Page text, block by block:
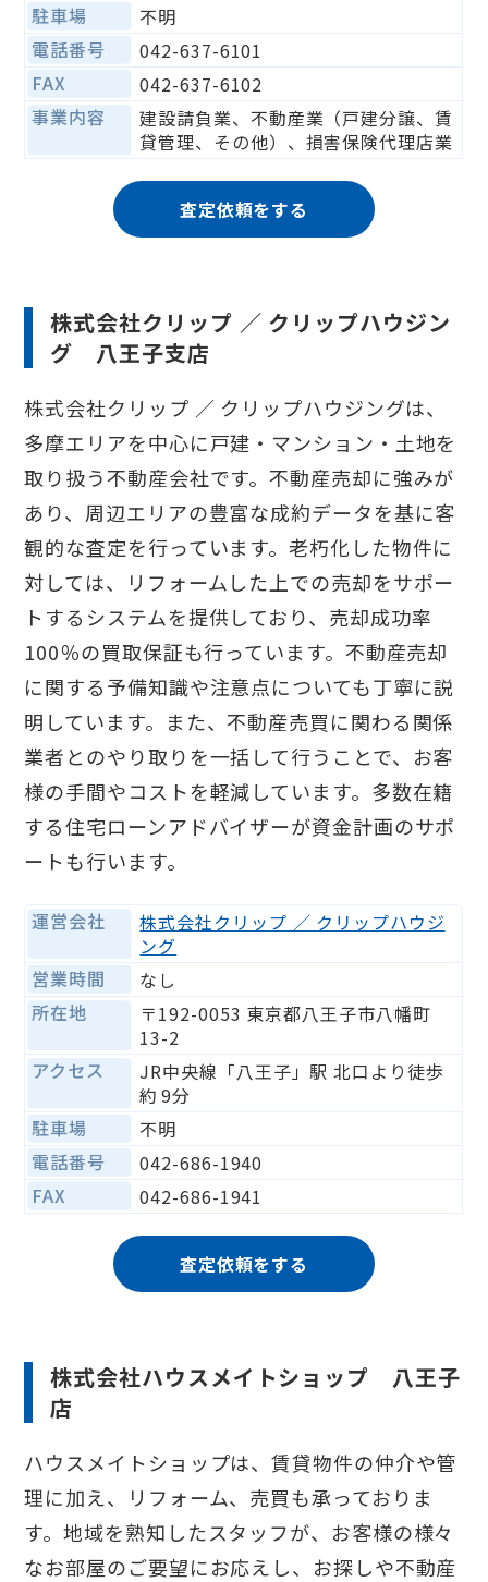
駐車場
不明
電話番号
042-637-6101
FAX
042-637-6102
事業内容
建設請負業、不動産業（戸建分譲、賃
貸管理、その他）、損害保険代理店業
査定依頼をする
株式会社クリップ ／ クリップハウジン
グ 八王子支店
株式会社クリップ ／ クリップハウジングは、
多摩エリアを中心に戸建・マンション・土地を
取り扱う不動産会社です。不動産売却に強みが
あり、周辺エリアの豊富な成約データを基に客
観的な査定を行っています。老朽化した物件に
対しては、リフォームした上での売却をサポー
トするシステムを提供しており、売却成功率
100％の買取保証も行っています。不動産売却
に関する予備知識や注意点についても丁寧に説
明しています。また、不動産売買に関わる関係
業者とのやり取りを一括して行うことで、お客
様の手間やコストを軽減しています。多数在籍
する住宅ローンアドバイザーが資金計画のサポ
ートも行います。
運営会社
株式会社クリップ ／ クリップハウジ
ング
営業時間
なし
所在地
〒192-0053 東京都八王子市八幡町
13-2
アクセス
JR中央線「八王子」駅 北口より徒歩
約 9分
駐車場
不明
電話番号
042-686-1940
FAX
042-686-1941
査定依頼をする
株式会社ハウスメイトショップ 八王子
店
ハウスメイトショップは、賃貸物件の仲介や管
理に加え、リフォーム、売買も承っておりま
す。地域を熟知したスタッフが、お客様の様々
なお部屋のご要望にお応えし、お探しや不動産